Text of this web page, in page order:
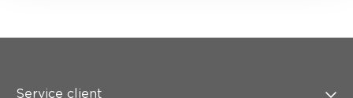
Service client